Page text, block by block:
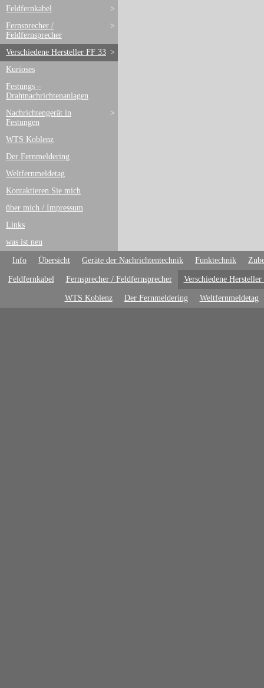
>
Feldfernkabel
>
Fernsprecher /
Feldfernsprecher
>
Verschiedene Hersteller FF 33
Kurioses
Festungs –
Drahtnachrichtenanlagen
>
Nachrichtengerät in
Festungen
WTS Koblenz
Der Fernmeldering
Weltfernmeldetag
Kontaktieren Sie mich
über mich / Impressum
Links
was ist neu
Info Übersicht Geräte der Nachrichtentechnik Funktechnik
Feldfernkabel Fernsprecher / Feldfernsprecher Verschiedene
WTS Koblenz Der Fernmeldering Weltfernmeldetag